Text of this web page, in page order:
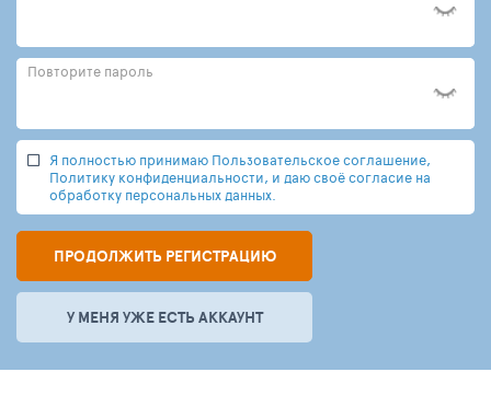
Повторите пароль
Я полностью принимаю Пользовательское соглашение,
Политику конфиденциальности, и даю своё согласие на
обработку персональных данных.
ПРОДОЛЖИТЬ РЕГИСТРАЦИЮ
У МЕНЯ УЖЕ ЕСТЬ АККАУНТ